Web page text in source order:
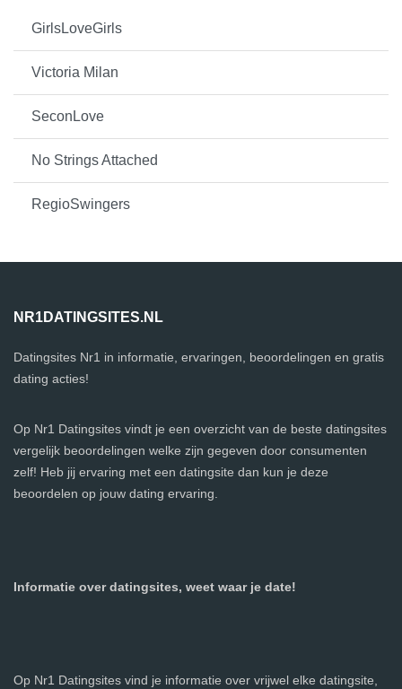
GirlsLoveGirls
Victoria Milan
SeconLove
No Strings Attached
RegioSwingers
NR1DATINGSITES.NL
Datingsites Nr1 in informatie, ervaringen, beoordelingen en gratis
dating acties!
Op Nr1 Datingsites vindt je een overzicht van de beste datingsites
vergelijk beoordelingen welke zijn gegeven door consumenten
zelf! Heb jij ervaring met een datingsite dan kun je deze
beoordelen op jouw dating ervaring.
Informatie over datingsites, weet waar je date!
Op Nr1 Datingsites vind je informatie over vrijwel elke datingsite,